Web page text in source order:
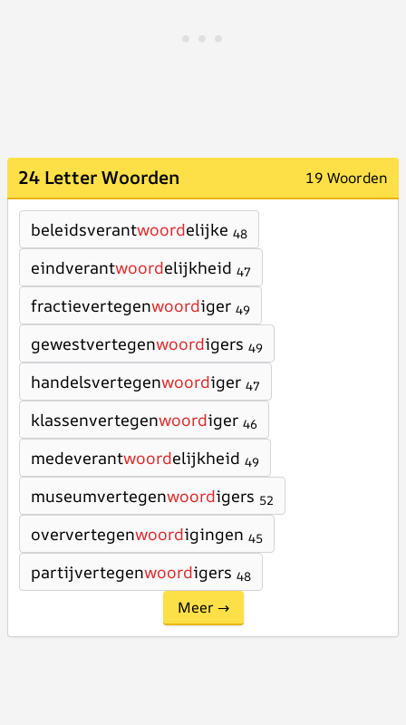
24 Letter Woorden 19 Woorden
beleidsverantwoordelijke 48
eindverantwoordelijkheid 47
fractievertegenwoordiger 49
gewestvertegenwoordigers 49
handelsvertegenwoordiger 47
klassenvertegenwoordiger 46
medeverantwoordelijkheid 49
museumvertegenwoordigers 52
oververtegenwoordigingen 45
partijvertegenwoordigers 48
Meer →